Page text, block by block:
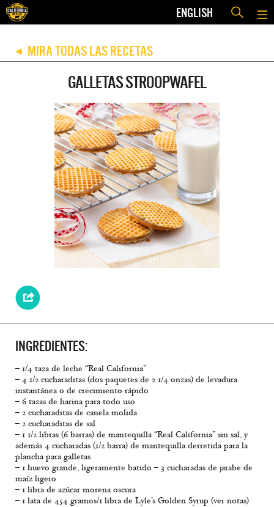
ENGLISH
◀ MIRA TODAS LAS RECETAS
GALLETAS STROOPWAFEL
INGREDIENTES:
– 1/4 taza de leche “Real California”
– 4 1/2 cucharaditas (dos paquetes de 2 1/4 onzas) de levadura
instantánea o de crecimiento rápido
– 6 tazas de harina para todo uso
– 2 cucharaditas de canela molida
– 2 cucharaditas de sal
– 1 1/2 libras (6 barras) de mantequilla “Real California” sin sal, y
además 4 cucharadas (1/2 barra) de mantequilla derretida para la
plancha para galletas
– 1 huevo grande, ligeramente batido – 3 cucharadas de jarabe de
maíz ligero
– 1 libra de azúcar morena oscura
– 1 lata de 454 gramos/1 libra de Lyle’s Golden Syrup (ver notas)